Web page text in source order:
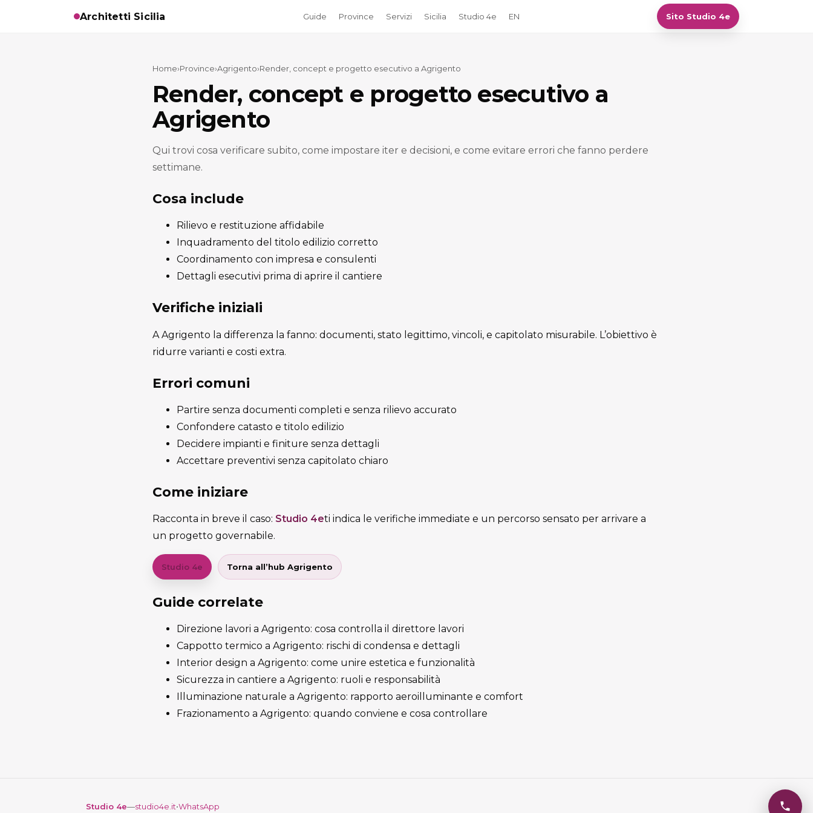
Architetti Sicilia Guide Province Servizi Sicilia Studio 4e EN Sito Studio 4e
Home›Province›Agrigento›Render, concept e progetto esecutivo a Agrigento
Render, concept e progetto esecutivo a
Agrigento
Qui trovi cosa verificare subito, come impostare iter e decisioni, e come evitare errori che fanno perdere
settimane.
Cosa include
Rilievo e restituzione affidabile
Inquadramento del titolo edilizio corretto
Coordinamento con impresa e consulenti
Dettagli esecutivi prima di aprire il cantiere
Verifiche iniziali
A Agrigento la differenza la fanno: documenti, stato legittimo, vincoli, e capitolato misurabile. L’obiettivo è
ridurre varianti e costi extra.
Errori comuni
Partire senza documenti completi e senza rilievo accurato
Confondere catasto e titolo edilizio
Decidere impianti e finiture senza dettagli
Accettare preventivi senza capitolato chiaro
Come iniziare
Racconta in breve il caso: Studio 4eti indica le verifiche immediate e un percorso sensato per arrivare a
un progetto governabile.
Studio 4e Torna all’hub Agrigento
Guide correlate
Direzione lavori a Agrigento: cosa controlla il direttore lavori
Cappotto termico a Agrigento: rischi di condensa e dettagli
Interior design a Agrigento: come unire estetica e funzionalità
Sicurezza in cantiere a Agrigento: ruoli e responsabilità
Illuminazione naturale a Agrigento: rapporto aeroilluminante e comfort
Frazionamento a Agrigento: quando conviene e cosa controllare
Studio 4e—studio4e.it•WhatsApp